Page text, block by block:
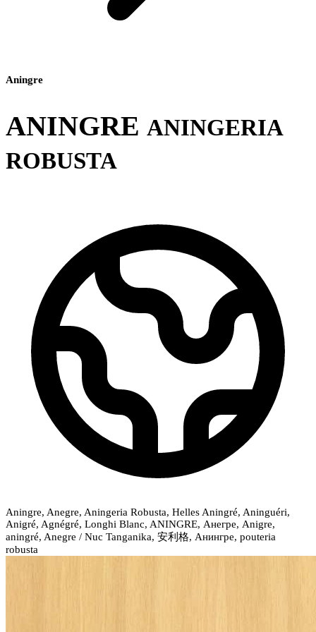
Aningre
ANINGRE ANINGERIA
ROBUSTA
Aningre, Anegre, Aningeria Robusta, Helles Aningré, Aninguéri,
Anigré, Agnégré, Longhi Blanc, ANINGRE, Анегре, Anigre,
aningré, Anegre / Nuc Tanganika, 安利格, Анингре, pouteria
robusta